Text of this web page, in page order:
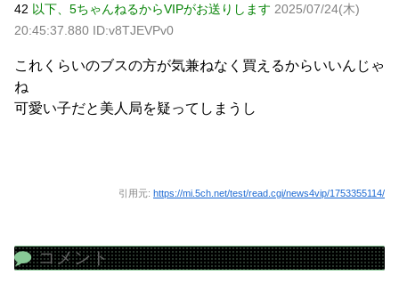
42 以下、5ちゃんねるからVIPがお送りします 2025/07/24(木)
20:45:37.880 ID:v8TJEVPv0
これくらいのブスの方が気兼ねなく買えるからいいんじゃ
ね
可愛い子だと美人局を疑ってしまうし
引用元: https://mi.5ch.net/test/read.cgi/news4vip/1753355114/
コメント